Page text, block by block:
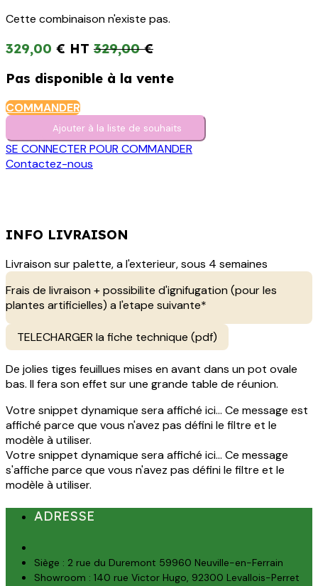
Cette combinaison n'existe pas.
329,00 € 329,00€
Pas disponible à la vente
COMMANDER
Ajouter à la liste de s​o​uh​aits
SE CONNECTER POUR COMMANDER
Contactez-nous
INFO LIVRAISON
Livraison sur palette, a l'exterieur, sous 4 semaines
Frais de livraison + possibilite d'ignifugation (pour les
plantes artificielles) a l'etape suivante*
TELECHARGER la fiche technique (pdf)
De jolies tiges feuillues mises en avant dans un pot ovale
bas. Il fera son effet sur une grande table de réunion.
Votre snippet dynamique sera affiché ici... Ce message est
affiché parce que vous n'avez pas défini le filtre et le
modèle à utiliser.
Votre snippet dynamique sera affiché ici... Ce message
s'affiche parce que vous n'avez pas défini le filtre et le
modèle à utiliser.
ADRESSE
Siège : 2 rue du Duremont 59960 Neuville-en-Ferrain
Showroom : 140 rue Victor Hugo, 92300 Levallois-Perret